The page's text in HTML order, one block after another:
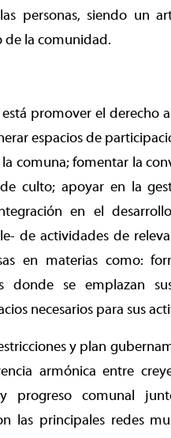
personas, siendo un
de la comunidad.
promover el derecho
espacios de
comuna; fomentar la
culto; apoyar en la
en el
de actividades de
en materias como:
donde se emplazan
necesarios para sus
y plan
armónica entre
progreso comunal
las principales redes